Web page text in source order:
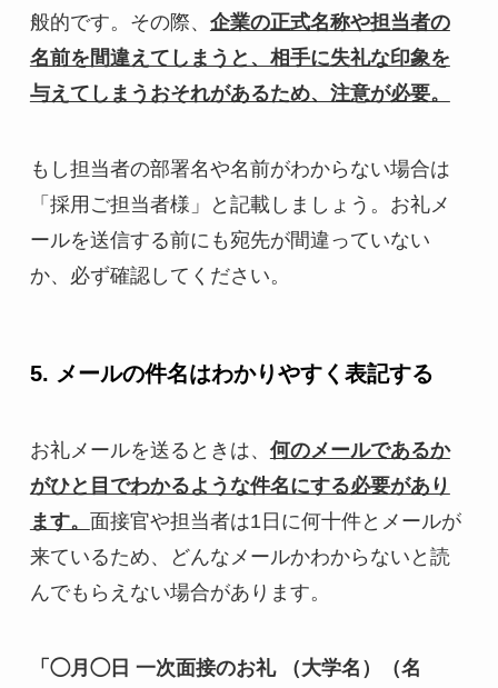
般的です。その際、 企業の正式名称や担当者の
名前を間違えてしまうと、相手に失礼な印象を
与えてしまうおそれがあるため、注意が必要。
もし担当者の部署名や名前がわからない場合は
「採用ご担当者様」と記載しましょう。お礼メ
ールを送信する前にも宛先が間違っていない
か、必ず確認してください。
5. メールの件名はわかりやすく表記する
お礼メールを送るときは、 何のメールであるか
がひと目でわかるような件名にする必要があり
ます。 面接官や担当者は1日に何十件とメールが
来ているため、どんなメールかわからないと読
んでもらえない場合があります。
「◯月◯日 一次面接のお礼 （大学名）（名